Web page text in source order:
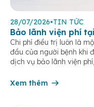
28/07/2026•TIN TỨC
Bảo lãnh viện phí
Chi phí điều trị luôn là
đầu của người bệnh khi
dịch vụ bảo lãnh viện
tục thanh toán […]
Xem thêm